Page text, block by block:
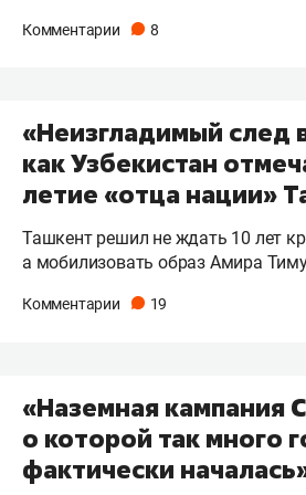
Комментарии 8
«Неизгладимый след
как Узбекистан
летие «отца нации»
Ташкент решил не ждать 10 лет
а мобилизовать образ Амира
Комментарии 19
«Наземная кампания
о которой так много
фактически